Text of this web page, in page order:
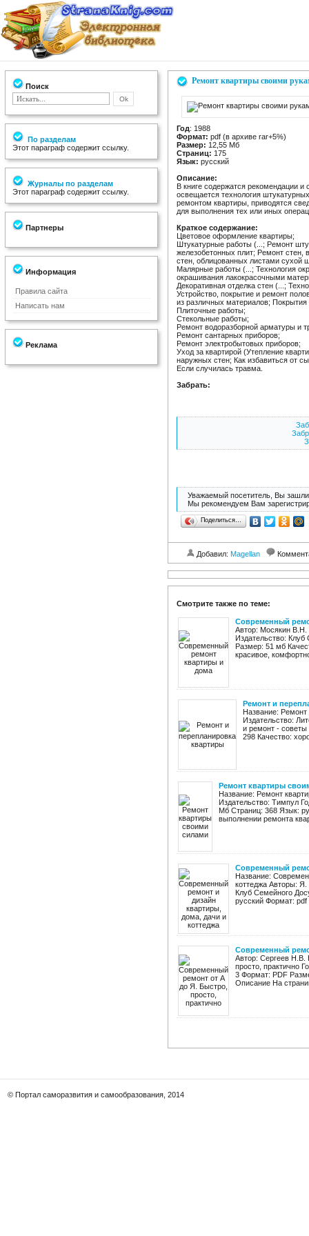
Поиск
По разделам
Этот параграф содержит ссылку.
Журналы по разделам
Этот параграф содержит ссылку.
Партнеры
Информация
Правила сайта
Написать нам
Реклама
Ремонт квартиры своими
Год: 1988
Формат: pdf (в архиве rar+5%)
Размер: 12,55 Мб
Страниц: 175
Язык: русский
Описание:
В книге содержатся рекомендации
освещается технология
ремонтом квартиры, приводятся
для выполнения тех или иных
Краткое содержание:
Цветовое оформление квартиры;
Штукатурные работы (...; Ремонт
железобетонных плит; Ремонт стен,
стен, облицованных листами сухой
Малярные работы (...; Технология
окрашивания лакокрасочными
Декоративная отделка стен (...;
Устройство, покрытие и ремонт
из различных материалов; Покрытия
Плиточные работы;
Стекольные работы;
Ремонт водоразборной арматуры и
Ремонт сантарных приборов;
Ремонт электробытовых приборов;
Уход за квартирой (Утепление
наружных стен; Как избавиться от
Если случилась травма.
Забрать:
Уважаемый посетитель, Вы зашли
Мы рекомендуем Вам
Поделиться…
Добавил: Magellan
Смотрите также по теме:
Современный
Автор: Мосякин
Издательство:
Размер: 51 мб
красивое,
Ремонт и
Название: Ремонт
Издательство:
и ремонт -
298 Качество:
Ремонт квартиры
Название: Ремонт
Издательство: Тимпул
Мб Страниц: 368 Язык:
выполнении ремонта
Современный
Название:
коттеджа Авторы: Я.
Клуб Семейного
русский Формат:
Современный
Автор: Сергеев
просто, практично
3 Формат: PDF
Описание На
© Портал саморазвития и самообразования, 2014